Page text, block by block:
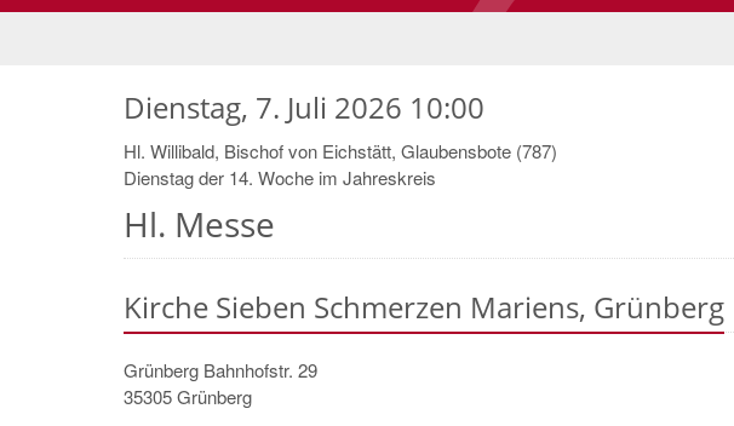
Hl. Messe
Dienstag, 7. Juli 2026 10:00
Hl. Willibald, Bischof von Eichstätt, Glaubensbote (787)
Dienstag der 14. Woche im Jahreskreis
Kirche Sieben Schmerzen Mariens, Grünberg
Grünberg Bahnhofstr. 29
35305Grünberg